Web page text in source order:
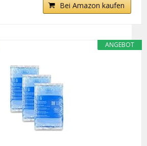
Bei Amazon kaufen
ANGEBOT